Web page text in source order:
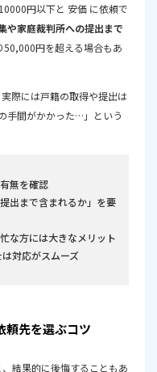
円以下と 安価 に依頼で
や家庭裁判所への提出まで
50,000円を超える場合もあ
実際には戸籍の取得や提出は
手間がかかった…」という
無を確認
出まで含まれるか」を要
忙な方には大きなメリット
対応がスムーズ
頼先を選ぶコツ
、結果的に後悔することもあ